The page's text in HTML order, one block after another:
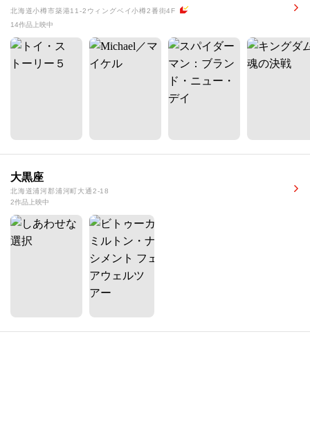
北海道小樽市築港11-2ウィングベイ小樽2番街4F
14作品上映中
大黒座
北海道浦河郡浦河町大通2-18
2作品上映中